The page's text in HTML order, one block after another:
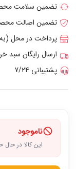
تضمین سلامت
تضمین اصالت
پرداخت در محل
ارسال رایگان سبد خرید بالای
پشتیبانی 7/24
ناموجود
این کالا در